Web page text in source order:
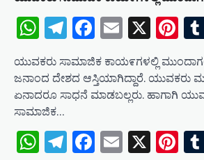
WhatsApp
Telegram
Facebook
Email
X
ಯುವಕರು ಸಾಮಾಜಿಕ ಕಾಯ೯ಗಳಲ್ಲಿ
ಜನಾಂದ ದೇಶದ ಆಸ್ತಿಯಾಗಿದ್ದಾರೆ. ಯುವಕರು
ಏನಾದರೂ ಸಾಧನೆ ಮಾಡಬಲ್ಲರು. ಹಾಗಾಗಿ
ಸಾಮಾಜಿಕ…
WhatsApp
Telegram
Facebook
Email
X